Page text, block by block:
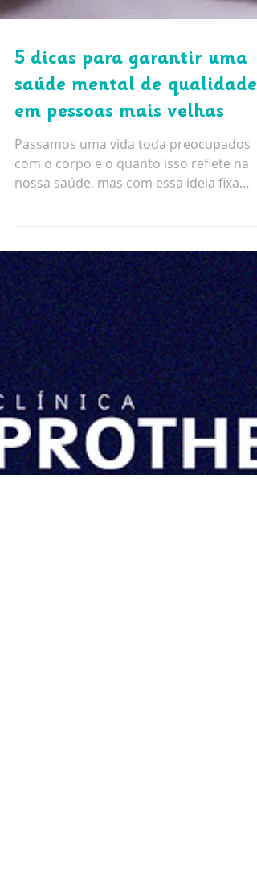
saúde mental de qualidade
em pessoas mais velhas
Passamos uma vida toda preocupados
com o corpo e o quanto isso reflete na
nossa saúde, mas com essa ideia fixa
acabamos esquecendo de...